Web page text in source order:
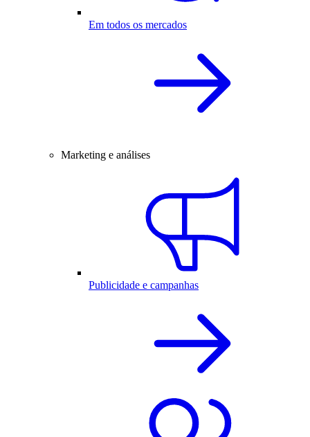
Em todos os mercados
Marketing e análises
Publicidade e campanhas